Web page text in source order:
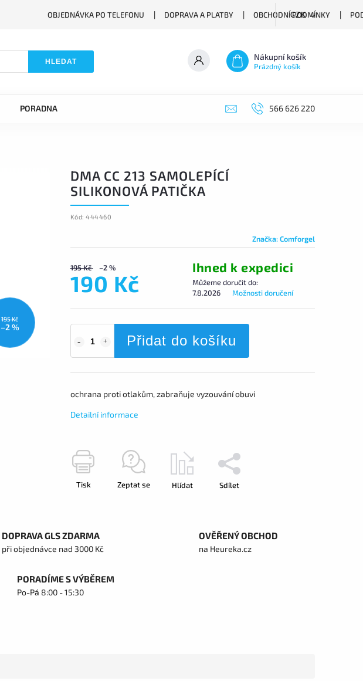
OBJEDNÁVKA PO TELEFONU DOPRAVA A PLATBY OBCHODNÍ PODMÍNKY
CZK
HLEDAT Nákupní košík
Prázdný košík
PORADNA 566 626 220
195 Kč
–2 %
DMA CC 213 SAMOLEPÍCÍ
SILIKONOVÁ PATIČKA
Kód: 444460
Značka:Comforgel
195 Kč –2 %
190 Kč
Ihned k expedici
Můžeme doručit do:
7.8.2026
Možnosti doručení
Přidat do košíku
ochrana proti otlakům, zabraňuje vyzouvání obuvi
Detailní informace
Tisk Zeptat se Hlídat Sdílet
DOPRAVA GLS ZDARMA
při objednávce nad 3000 Kč
OVĚŘENÝ OBCHOD
na Heureka.cz
PORADÍME S VÝBĚREM
Po-Pá 8:00 - 15:30